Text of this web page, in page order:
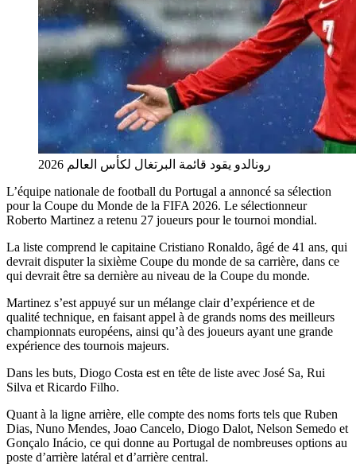
رونالدو يقود قائمة البرتغال لكأس العالم 2026
L’équipe nationale de football du Portugal a annoncé sa sélection
pour la Coupe du Monde de la FIFA 2026. Le sélectionneur
Roberto Martinez a retenu 27 joueurs pour le tournoi mondial.
La liste comprend le capitaine Cristiano Ronaldo, âgé de 41 ans, qui
devrait disputer la sixième Coupe du monde de sa carrière, dans ce
qui devrait être sa dernière au niveau de la Coupe du monde.
Martinez s’est appuyé sur un mélange clair d’expérience et de
qualité technique, en faisant appel à de grands noms des meilleurs
championnats européens, ainsi qu’à des joueurs ayant une grande
expérience des tournois majeurs.
Dans les buts, Diogo Costa est en tête de liste avec José Sa, Rui
Silva et Ricardo Filho.
Quant à la ligne arrière, elle compte des noms forts tels que Ruben
Dias, Nuno Mendes, Joao Cancelo, Diogo Dalot, Nelson Semedo et
Gonçalo Inácio, ce qui donne au Portugal de nombreuses options au
poste d’arrière latéral et d’arrière central.